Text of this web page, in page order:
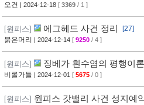
오건 | 2024-12-18 [ 3369 / 1 ]
[원피스] 에그헤드 사건 정리
[27]
붉은머리
| 2024-12-14 [ 9250 / 4 ]
[원피스] 징베가 흰수염의 평행이
비롤가틀 | 2024-12-01 [ 5675 / 0 ]
[원피스] 원피스 갓밸리 사건 성지예